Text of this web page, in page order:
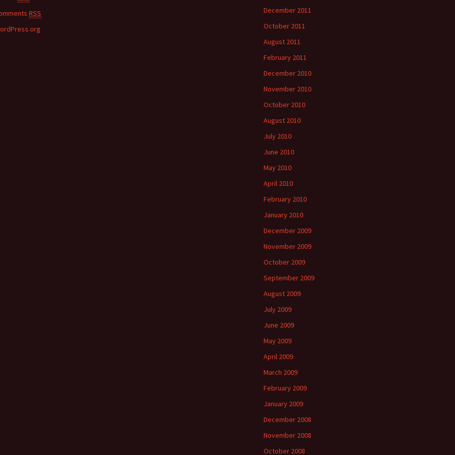
December 2011
October 2011
August 2011
February 2011
December 2010
November 2010
October 2010
August 2010
July 2010
June 2010
May 2010
April 2010
February 2010
January 2010
December 2009
November 2009
October 2009
September 2009
August 2009
July 2009
June 2009
May 2009
April 2009
March 2009
February 2009
January 2009
December 2008
November 2008
October 2008
RSS